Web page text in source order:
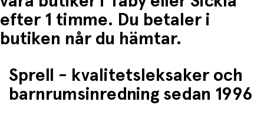
efter 1 timme. Du betaler i
butiken når du hämtar.
Sprell - kvalitetsleksaker och
barnrumsinredning sedan 1996